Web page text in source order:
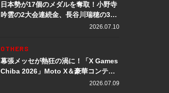
日本勢が17個のメダルを奪取！小野寺
吟雲の2大会連続金、長谷川瑞穂の3メ
ダル獲得など数々の快挙をプレイバッ
2026.07.10
OTHERS
幕張メッセが熱狂の渦に！「X Games
Chiba 2026」Moto X＆豪華コンテン
2026.07.09